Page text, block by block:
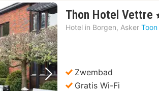
Volgende foto
Thon Hotel Vettre ,
Hotel in Borgen, Asker
Zwembad
Gratis Wi-Fi